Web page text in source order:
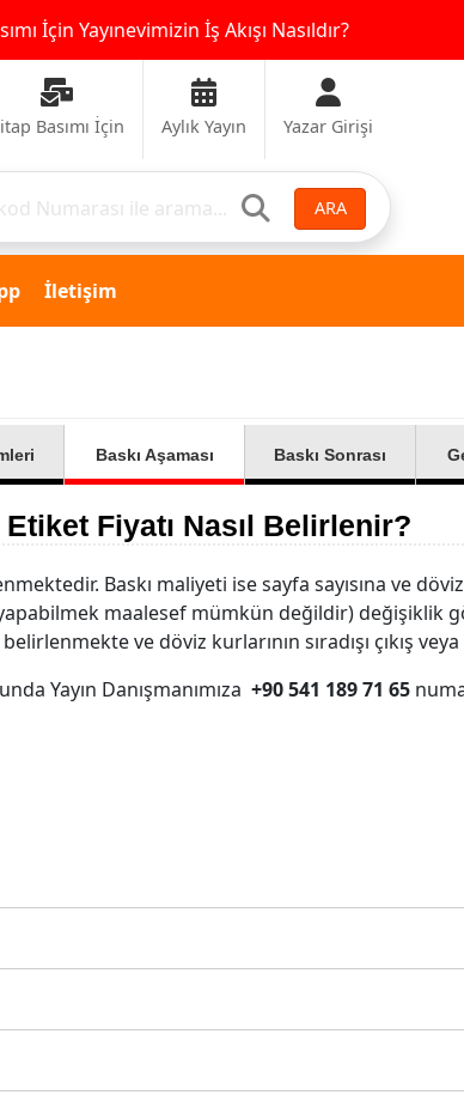
İçin Yayınevimizin İş Akışı Nasıldır?
Basımı İçin Aylık Yayın Yazar Girişi
ARA
İletişim
Baskı Aşaması Baskı Sonrası
Etiket Fiyatı Nasıl Belirlenir?
Baskı maliyeti ise sayfa sayısına ve
maalesef mümkün değildir) değişiklik
ve döviz kurlarının sıradışı çıkış
Yayın Danışmanımıza +90 541 189 71 65